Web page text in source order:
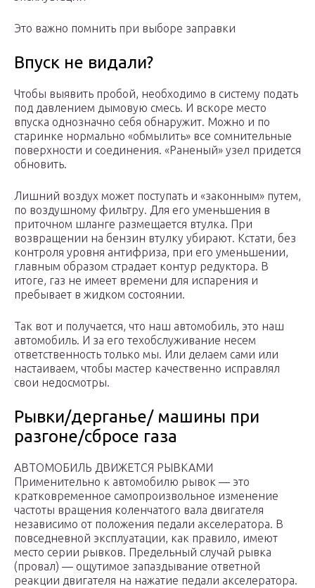
Это важно помнить при выборе заправки
Впуск не видали?
Чтобы выявить пробой, необходимо в систему подать
под давлением дымовую смесь. И вскоре место
впуска однозначно себя обнаружит. Можно и по
старинке нормально «обмылить» все сомнительные
поверхности и соединения. «Раненый» узел придется
обновить.
Лишний воздух может поступать и «законным» путем,
по воздушному фильтру. Для его уменьшения в
приточном шланге размещается втулка. При
возвращении на бензин втулку убирают. Кстати, без
контроля уровня антифриза, при его уменьшении,
главным образом страдает контур редуктора. В
итоге, газ не имеет времени для испарения и
пребывает в жидком состоянии.
Так вот и получается, что наш автомобиль, это наш
автомобиль. И за его техобслуживание несем
ответственность только мы. Или делаем сами или
настаиваем, чтобы мастер качественно исправлял
свои недосмотры.
Рывки/дерганье/ машины при
разгоне/сбросе газа
АВТОМОБИЛЬ ДВИЖЕТСЯ РЫВКАМИ
Применительно к автомобилю рывок — это
кратковременное самопроизвольное изменение
частоты вращения коленчатого вала двигателя
независимо от положения педали акселератора. В
повседневной эксплуатации, как правило, имеют
место серии рывков. Предельный случай рывка
(провал) — ощутимое запаздывание ответной
реакции двигателя на нажатие педали акселератора.